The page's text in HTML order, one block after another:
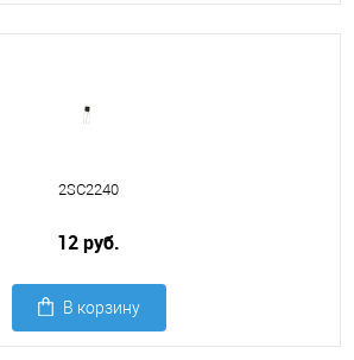
2SC2240
12 руб.
В корзину